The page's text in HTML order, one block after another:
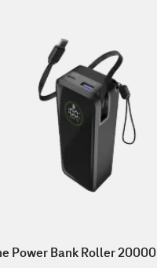
Power Bank Roller 20000